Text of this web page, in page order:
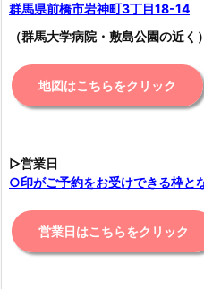
群馬県前橋市岩神町3丁目18-14
（群馬大学病院・敷島公園の近く）
地図はこちらをクリック
▷営業日
○印がご予約をお受けできる枠と
営業日はこちらをクリック